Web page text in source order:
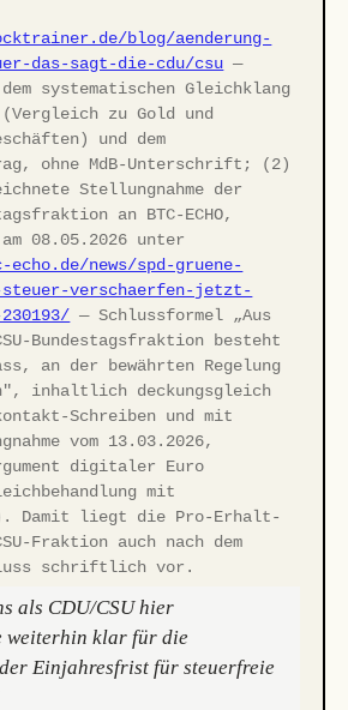
blog/aenderung-
das-sagt-die-cdu/csu —
systematischen Gleichklang
zu Gold und
und dem
ohne MdB-Unterschrift; (2)
Stellungnahme der
an BTC-ECHO,
08.05.2026 unter
news/spd-gruene-
verschaerfen-jetzt-
— Schlussformel „Aus
Bundestagsfraktion besteht
an der bewährten Regelung
inhaltlich deckungsgleich
Schreiben und mit
vom 13.03.2026,
digitaler Euro
mit
Damit liegt die Pro-Erhalt-
Fraktion auch nach dem
schriftlich vor.
als CDU/CSU hier
weiterhin klar für die
Einjahresfrist für steuerfreie